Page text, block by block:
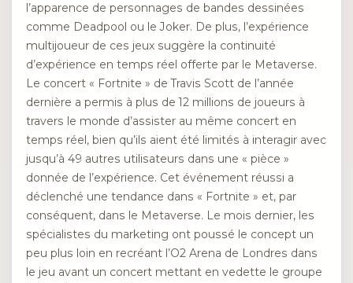
l’apparence de personnages de bandes dessinées
comme Deadpool ou le Joker. De plus, l’expérience
multijoueur de ces jeux suggère la continuité
d’expérience en temps réel offerte par le Metaverse.
Le concert « Fortnite » de Travis Scott de l’année
dernière a permis à plus de 12 millions de joueurs à
travers le monde d’assister au même concert en
temps réel, bien qu’ils aient été limités à interagir avec
jusqu’à 49 autres utilisateurs dans une « pièce »
donnée de l’expérience. Cet événement réussi a
déclenché une tendance dans « Fortnite » et, par
conséquent, dans le Metaverse. Le mois dernier, les
spécialistes du marketing ont poussé le concept un
peu plus loin en recréant l’O2 Arena de Londres dans
le jeu avant un concert mettant en vedette le groupe